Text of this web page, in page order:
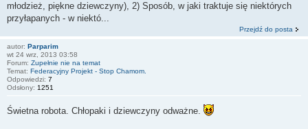
młodzież, piękne dziewczyny), 2) Sposób, w jaki traktuje się niektórych
przyłapanych - w niektó...
Przejdź do posta
autor: Parparim
wt 24 wrz, 2013 03:58
Forum: Zupełnie nie na temat
Temat: Federacyjny Projekt - Stop Chamom.
Odpowiedzi: 7
Odsłony: 1251
Świetna robota. Chłopaki i dziewczyny odważne.